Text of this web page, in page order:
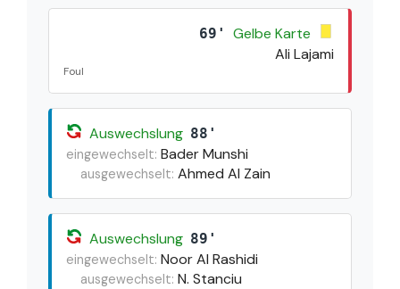
69'
Gelbe Karte
Ali Lajami
Foul
Auswechslung 88'
eingewechselt: Bader Munshi
ausgewechselt: Ahmed Al Zain
Auswechslung 89'
eingewechselt: Noor Al Rashidi
ausgewechselt: N. Stanciu